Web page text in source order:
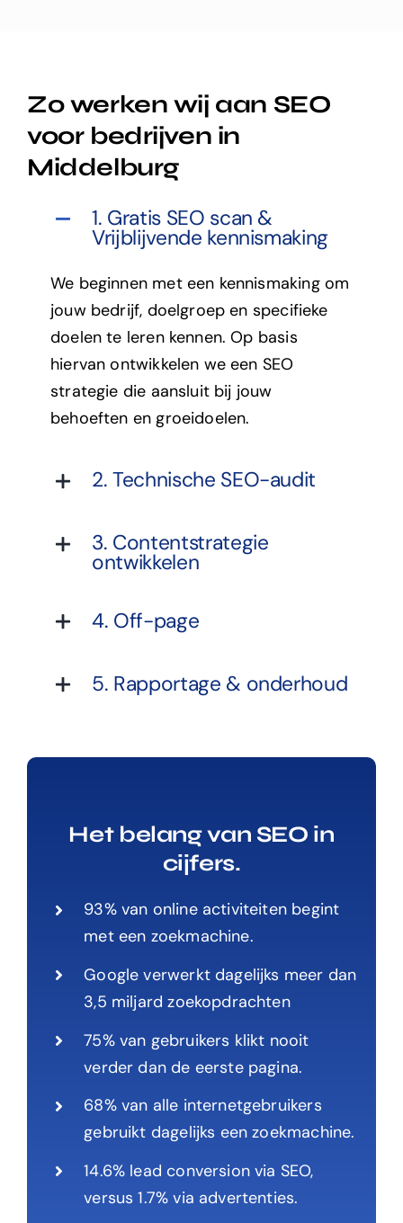
Zo werken wij aan SEO
voor bedrijven in
Middelburg
1. Gratis SEO scan &
Vrijblijvende kennismaking
We beginnen met een kennismaking om
jouw bedrijf, doelgroep en specifieke
doelen te leren kennen. Op basis
hiervan ontwikkelen we een SEO
strategie die aansluit bij jouw
behoeften en groeidoelen.
2. Technische SEO-audit
3. Contentstrategie
ontwikkelen
4. Off-page
5. Rapportage & onderhoud
Het belang van SEO in
cijfers.
93% van online activiteiten begint
met een zoekmachine.
Google verwerkt dagelijks meer dan
3,5 miljard zoekopdrachten
75% van gebruikers klikt nooit
verder dan de eerste pagina.
68% van alle internetgebruikers
gebruikt dagelijks een zoekmachine.
14.6% lead conversion via SEO,
versus 1.7% via advertenties.